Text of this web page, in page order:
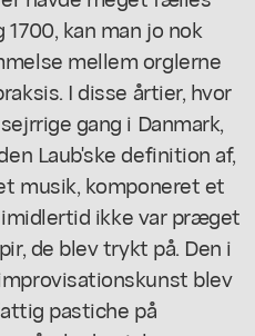
kan man jo nok
mellem orglerne
I disse årtier, hvor
gang i Danmark,
Laub'ske definition af,
musik, komponeret et
ikke var præget
de blev trykt på. Den i
blev
pastiche på